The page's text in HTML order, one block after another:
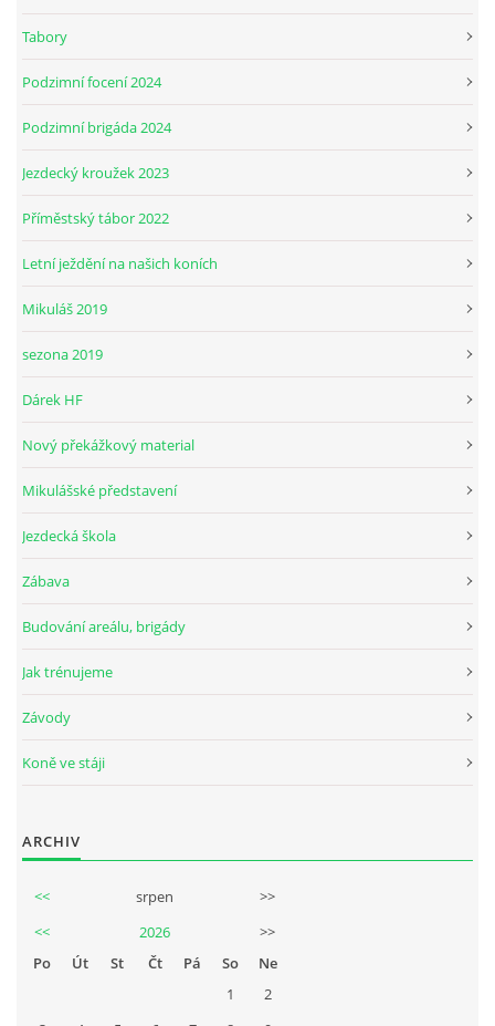
Tabory
Podzimní focení 2024
Podzimní brigáda 2024
Jezdecký kroužek 2023
Příměstský tábor 2022
Letní ježdění na našich koních
Mikuláš 2019
sezona 2019
Dárek HF
Nový překážkový material
Mikulášské představení
Jezdecká škola
Zábava
Budování areálu, brigády
Jak trénujeme
Závody
Koně ve stáji
ARCHIV
<< srpen
>>
<<
2026
>>
Po
Út St Čt Pá So
Ne
1
2